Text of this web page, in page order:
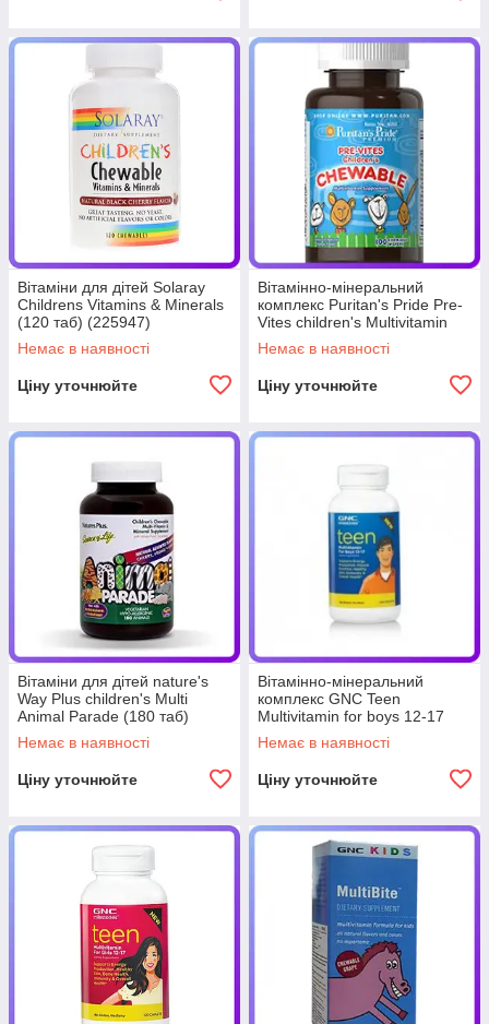
Вітаміни для дітей Solaray
Childrens Vitamins & Minerals
(120 таб) (225947)
Немає в наявності
Ціну уточнюйте
Вітамінно-мінеральний
комплекс Puritan's Pride Pre-
Vites children's Multivitamin
(100 капс) (224955)
Немає в наявності
Ціну уточнюйте
Вітаміни для дітей nature's
Way Plus children's Multi
Animal Parade (180 таб)
(224017)
Немає в наявності
Ціну уточнюйте
Вітамінно-мінеральний
комплекс GNC Teen
Multivitamin for boys 12-17
(120 кап) (223292)
Немає в наявності
Ціну уточнюйте